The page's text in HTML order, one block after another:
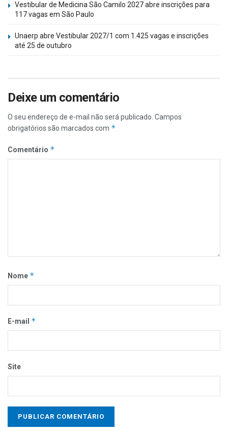
Vestibular de Medicina São Camilo 2027 abre inscrições para
117 vagas em São Paulo
Unaerp abre Vestibular 2027/1 com 1.425 vagas e inscrições
até 25 de outubro
Deixe um comentário
O seu endereço de e-mail não será publicado. Campos
obrigatórios são marcados com *
Comentário *
Nome *
E-mail *
Site